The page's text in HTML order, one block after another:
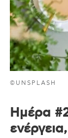
©UNSPLASH
Ημέρα